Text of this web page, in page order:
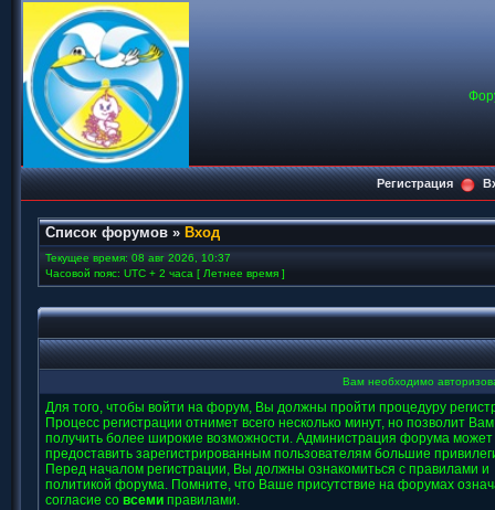
Регистрация
Список форумов » Вход
Текущее время: 08 авг 2026, 10:37
Часовой пояс: UTC + 2 часа [ Летнее время ]
Вам необходимо
Для того, чтобы войти на форум, Вы должны пройти процедуру
Процесс регистрации отнимет всего несколько минут, но позволит Вам
получить более широкие возможности. Администрация форума может
предоставить зарегистрированным пользователям большие
Перед началом регистрации, Вы должны ознакомиться с правилами и
политикой форума. Помните, что Ваше присутствие на форумах
согласие со всеми правилами.